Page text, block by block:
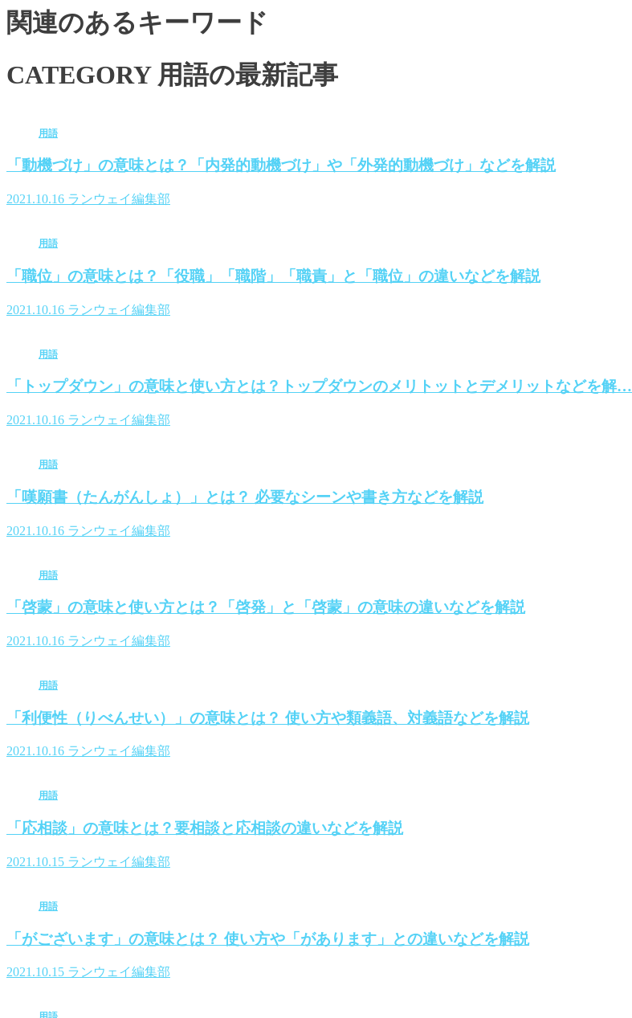
関連のあるキーワード
CATEGORY用語の最新記事
用語
「動機づけ」の意味とは？「内発的動機づけ」や「外発的動機づけ」などを解説
2021.10.16 ランウェイ編集部
用語
「職位」の意味とは？「役職」「職階」「職責」と「職位」の違いなどを解説
2021.10.16 ランウェイ編集部
用語
「トップダウン」の意味と使い方とは？トップダウンのメリトットとデメリットなどを解…
2021.10.16 ランウェイ編集部
用語
「嘆願書（たんがんしょ）」とは？ 必要なシーンや書き方などを解説
2021.10.16 ランウェイ編集部
用語
「啓蒙」の意味と使い方とは？「啓発」と「啓蒙」の意味の違いなどを解説
2021.10.16 ランウェイ編集部
用語
「利便性（りべんせい）」の意味とは？ 使い方や類義語、対義語などを解説
2021.10.16 ランウェイ編集部
用語
「応相談」の意味とは？要相談と応相談の違いなどを解説
2021.10.15 ランウェイ編集部
用語
「がございます」の意味とは？ 使い方や「があります」との違いなどを解説
2021.10.15 ランウェイ編集部